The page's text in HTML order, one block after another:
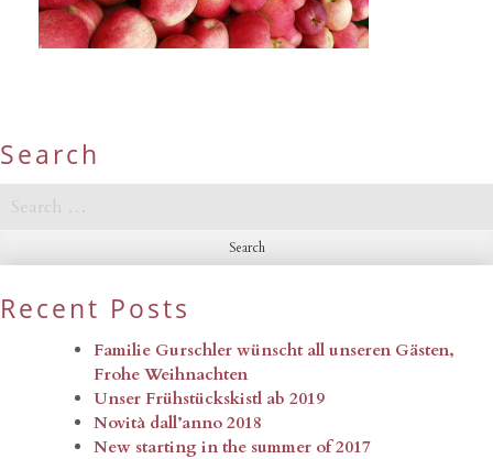
Search
for:
Recent Posts
Familie Gurschler wünscht all unseren Gästen,
Frohe Weihnachten
Unser Frühstückskistl ab 2019
Novità dall’anno 2018
New starting in the summer of 2017